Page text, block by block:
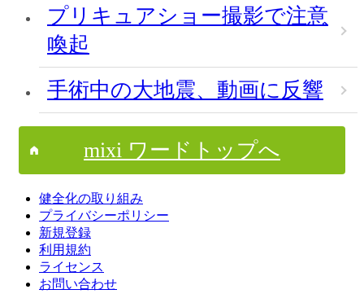
プリキュアショー撮影で注意
喚起
手術中の大地震、動画に反響
mixi ワードトップへ
健全化の取り組み
プライバシーポリシー
新規登録
利用規約
ライセンス
お問い合わせ